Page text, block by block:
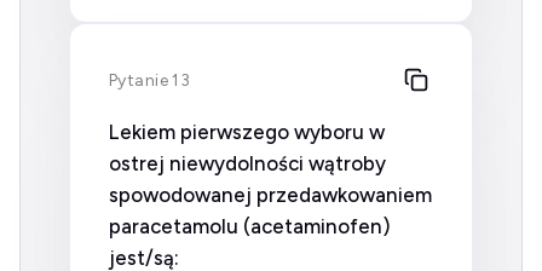
Pytanie 13
Lekiem pierwszego wyboru w
ostrej niewydolności wątroby
spowodowanej przedawkowaniem
paracetamolu (acetaminofen)
jest/są: